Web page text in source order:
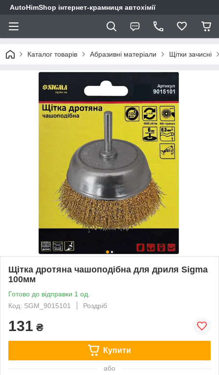
AutoHimShop інтернет-крамниця автохімії
Каталог товарів Абразивні матеріали Щітки зачисні
Щітка дротяна чашоподібна для дриля Sigma
100мм
Готово до відправки 1 од.
Код: SGM_9015101
Роздріб
131 ₴
Купити
або